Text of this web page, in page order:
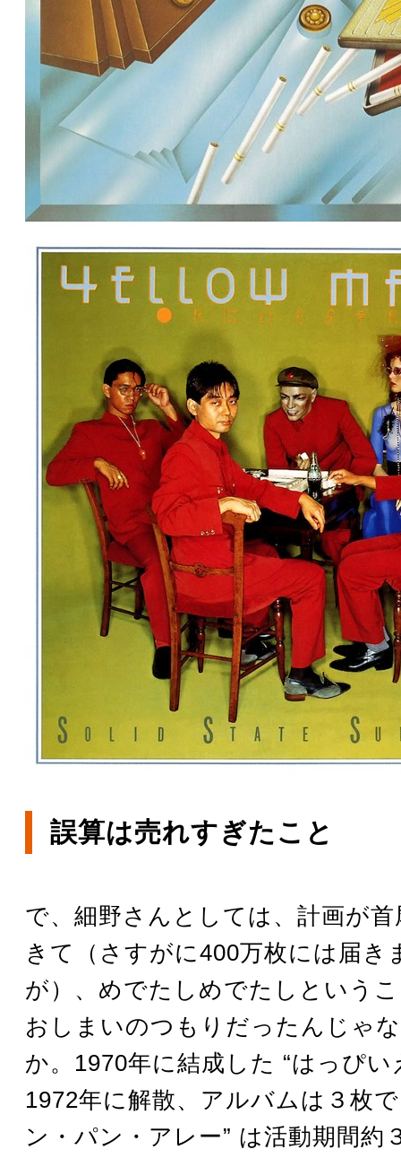
誤算は売れすぎたこと
で、細野さんとしては、計画が
きて（さすがに400万枚には届き
が）、めでたしめでたしという
おしまいのつもりだったんじゃ
か。1970年に結成した “はっぴい
1972年に解散、アルバムは３枚
ン・パン・アレー” は活動期間約